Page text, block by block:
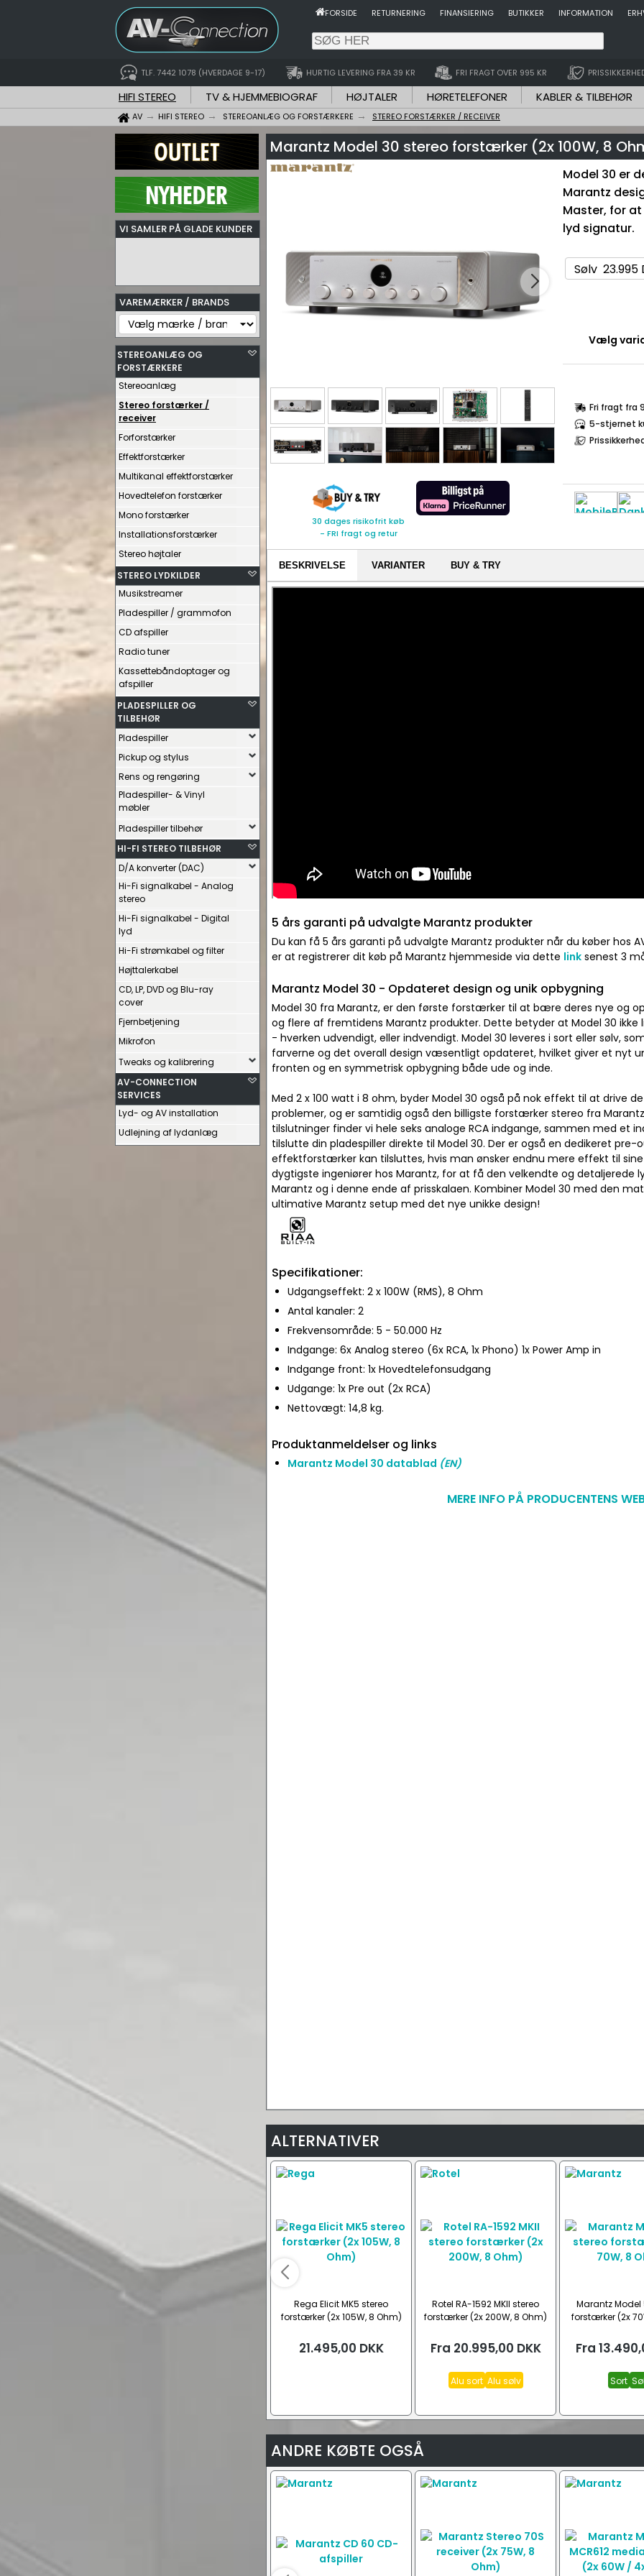
FORSIDE RETURNERING FINANSIERING BUTIKKER INFORMATION
TLF. 7442 1078 (HVERDAGE 9-17) HURTIG LEVERING FRA 39 KR FRI FRAGT OVER 995 KR
HIFI STEREO TV & HJEMMEBIOGRAF HØJTALER HØRETELEFONER KABLER & TILBEHØR
AV HIFI STEREO STEREOANLÆG OG FORSTÆRKERE STEREO FORSTÆRKER / RECEIVER
VI SAMLER PÅ GLADE KUNDER
VAREMÆRKER / BRANDS
STEREOANLÆG OG
FORSTÆRKERE
Stereoanlæg
Stereo forstærker /
receiver
Forforstærker
Effektforstærker
Multikanal effektforstærker
Hovedtelefon forstærker
Mono forstærker
Installationsforstærker
Stereo højtaler
STEREO LYDKILDER
Musikstreamer
Pladespiller / grammofon
CD afspiller
Radio tuner
Kassettebåndoptager og
afspiller
PLADESPILLER OG
TILBEHØR
Pladespiller
Pickup og stylus
Rens og rengøring
Pladespiller- & Vinyl
møbler
Pladespiller tilbehør
HI-FI STEREO TILBEHØR
D/A konverter (DAC)
Hi-Fi signalkabel - Analog
stereo
Hi-Fi signalkabel - Digital
lyd
Hi-Fi strømkabel og filter
Højttalerkabel
CD, LP, DVD og Blu-ray
cover
Fjernbetjening
Mikrofon
Tweaks og kalibrering
AV-CONNECTION
SERVICES
Lyd- og AV installation
Udlejning af lydanlæg
Marantz Model 30 stereo forstærker (2x 100W, 8
30 dages risikofrit køb
- FRI fragt og retur
Model 30 er
Marantz
Master, for
lyd signatur.
Vælg
Fri fragt fra
5-stjernet
BESKRIVELSE VARIANTER BUY & TRY
5 års garanti på udvalgte Marantz produkter
Du kan få 5 års garanti på udvalgte Marantz produkter når du køber hos
er at registrerer dit køb på Marantz hjemmeside via dette link senest 3
Marantz Model 30 - Opdateret design og unik opbygning
Model 30 fra Marantz, er den første forstærker til at bære deres nye og
og flere af fremtidens Marantz produkter. Dette betyder at Model 30
- hverken udvendigt, eller indvendigt. Model 30 leveres i sort eller sølv,
farverne og det overall design væsentligt opdateret, hvilket giver et nyt
fronten og en symmetrisk opbygning både ude og inde.
Med 2 x 100 watt i 8 ohm, byder Model 30 også på nok effekt til at drive
problemer, og er samtidig også den billigste forstærker stereo fra
tilslutninger finder vi hele seks analoge RCA indgange, sammen med et
tilslutte din pladespiller direkte til Model 30. Der er også en dedikeret pre-
effektforstærker kan tilsluttes, hvis man ønsker endnu mere effekt til
dygtigste ingeniører hos Marantz, for at få den velkendte og
Marantz og i denne ende af prisskalaen. Kombiner Model 30 med den
ultimative Marantz setup med det nye unikke design!
Specifikationer:
Udgangseffekt: 2 x 100W (RMS), 8 Ohm
Antal kanaler: 2
Frekvensområde: 5 - 50.000 Hz
Indgange: 6x Analog stereo (6x RCA, 1x Phono) 1x Power Amp in
Indgange front: 1x Hovedtelefonsudgang
Udgange: 1x Pre out (2x RCA)
Nettovægt: 14,8 kg.
Produktanmeldelser og links
Marantz Model 30 datablad (EN)
MERE INFO PÅ PRODUCENTENS
ALTERNATIVER
Rega Elicit MK5 stereo
forstærker (2x 105W, 8 Ohm)
21.495,00 DKK
Rotel RA-1592 MKII stereo
forstærker (2x 200W, 8 Ohm)
Fra 20.995,00 DKK
Alu sort Alu sølv
Marantz Model
forstærker (2x
Fra
Sort
ANDRE KØBTE OGSÅ